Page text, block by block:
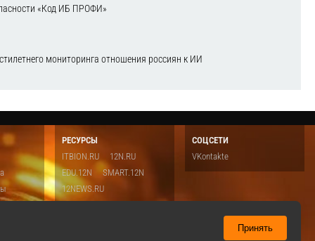
«Код ИБ ПРОФИ»
мониторинга отношения россиян к ИИ
Топ
РЕСУРСЫ
ITBION.RU
12N.RU
EDU.12N
SMART.12N
12NEWS.RU
СОЦСЕТИ
VKontakte
Принять